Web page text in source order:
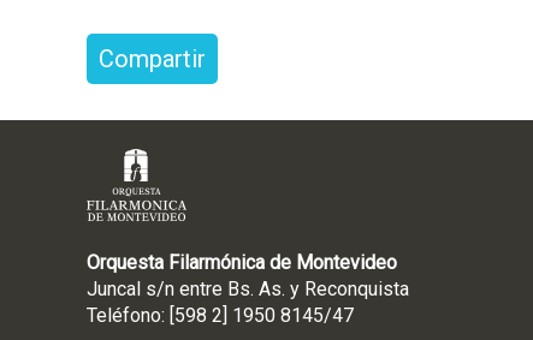
Compartir
Orquesta Filarmónica de Montevideo
Juncal s/n entre Bs. As. y Reconquista
Teléfono: [598 2] 1950 8145/47